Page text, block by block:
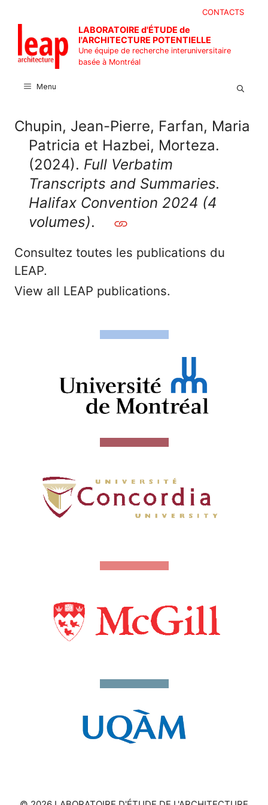
contenu
CONTACTS
LABORATOIRE d'ÉTUDE de
l'ARCHITECTURE POTENTIELLE
Une équipe de recherche interuniversitaire
basée à Montréal
Menu
Chupin, Jean-Pierre, Farfan, Maria
Patricia et Hazbei, Morteza.
(2024). Full Verbatim
Transcripts and Summaries.
Halifax Convention 2024 (4
volumes).
Consultez toutes les publications du
LEAP.
View all LEAP publications.